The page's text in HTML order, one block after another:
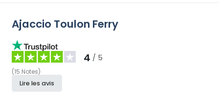
Ajaccio Toulon Ferry
4 / 5
(15 Notes)
Lire les avis